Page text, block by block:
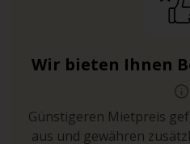
Wir bieten Ihnen
Günstigeren Mietpreis
aus und gewähren